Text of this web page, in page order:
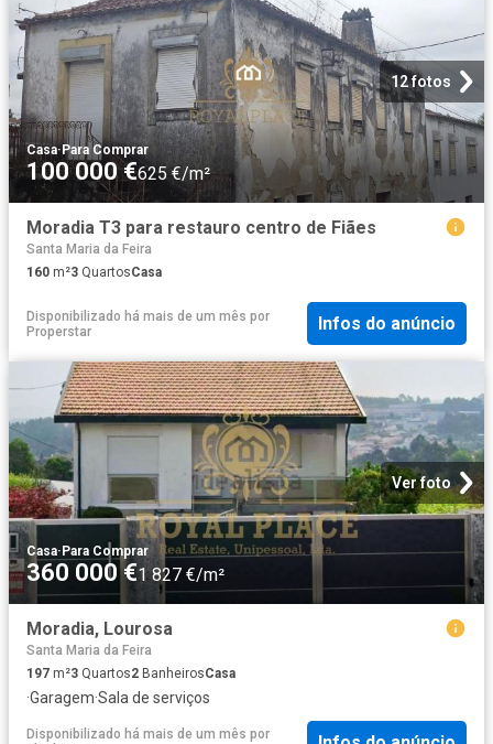
12 fotos
Casa· Para Comprar
100 000 €625 €/m²
Moradia T3 para restauro centro de Fiães
Santa Maria da Feira
160 m²3 QuartosCasa
Disponibilizado há mais de um mês por
Properstar
Infos do anúncio
Ver foto
Casa·Para Comprar
360 000 €1 827 €/m²
Moradia, Lourosa
Santa Maria da Feira
197 m²3 Quartos2 BanheirosCasa
·Garagem·Sala de serviços
Disponibilizado há mais de um mês por